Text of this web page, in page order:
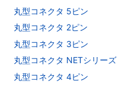
丸型コネクタ 5ピン
丸型コネクタ 2ピン
丸型コネクタ 3ピン
丸型コネクタ NETシリーズ
丸型コネクタ 4ピン